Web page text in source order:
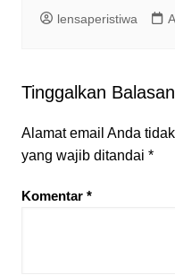
lensaperistiwa
Tinggalkan Balasan
Alamat email Anda
yang wajib ditandai *
Komentar *